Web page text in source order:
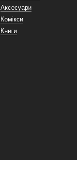
Аксесуари
Комікси
Книги